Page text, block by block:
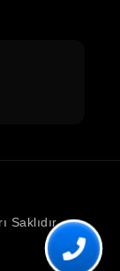
Saklıdır.